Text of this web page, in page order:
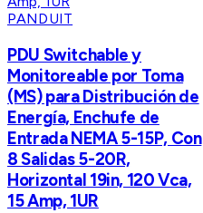
PANDUIT
PDU Switchable y
Monitoreable por Toma
(MS) para Distribución de
Energía, Enchufe de
Entrada NEMA 5-15P, Con
8 Salidas 5-20R,
Horizontal 19in, 120 Vca,
15 Amp, 1UR